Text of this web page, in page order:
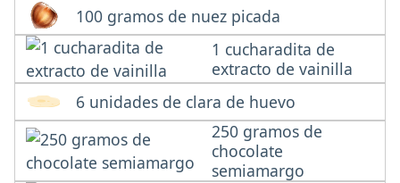
100 gramos de nuez picada
1 cucharadita de
extracto de vainilla
6 unidades de clara de huevo
250 gramos de
chocolate
semiamargo